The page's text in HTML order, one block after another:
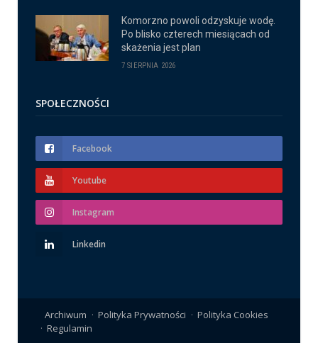
Komorzno powoli odzyskuje wodę.
Po blisko czterech miesiącach od
skażenia jest plan
7 SIERPNIA 2026
SPOŁECZNOŚCI
Facebook
Youtube
Instagram
Linkedin
Archiwum Polityka Prywatności
Polityka Cookies
Regulamin